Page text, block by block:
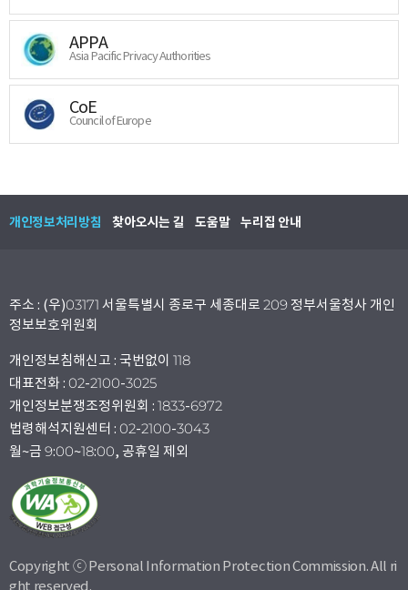
APPA
Asia Pacific Privacy Authorities
CoE
Council of Europe
개인정보처리방침 찾아오시는 길 도움말 누리집 안내
주소 : (우)03171 서울특별시 종로구 세종대로 209 정부서울청사 개인
정보보호위원회
개인정보침해신고 : 국번없이 118
대표전화 : 02-2100-3025
개인정보분쟁조정위원회 : 1833-6972
법령해석지원센터 : 02-2100-3043
월~금 9:00~18:00, 공휴일 제외
Copyright ⓒ Personal Information Protection Commission. All ri
ght reserved.